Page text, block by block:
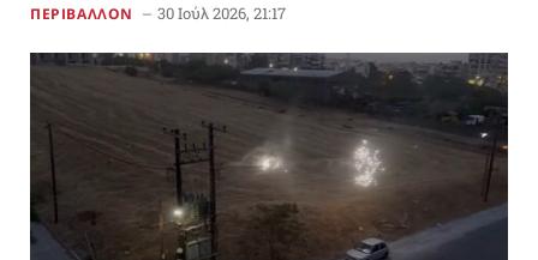
ΠΕΡΙΒΑΛΛΟΝ 30 Ιούλ 2026, 21:17